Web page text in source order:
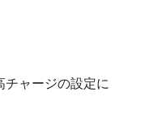
チャージの設定に